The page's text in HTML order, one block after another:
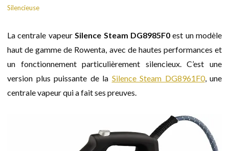
Silencieuse
La centrale vapeur Silence Steam DG8985F0est un modèle
haut de gamme de Rowenta, avec de hautes performances et
un fonctionnement particulièrement silencieux. C’est une
version plus puissante de la Silence Steam DG8961F0, une
centrale vapeur qui a fait ses preuves.